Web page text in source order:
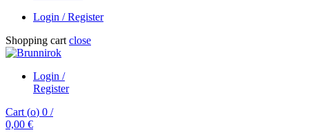
Login / Register
Shopping cart close
Login /
Register
Cart (o) 0 /
0,00 €